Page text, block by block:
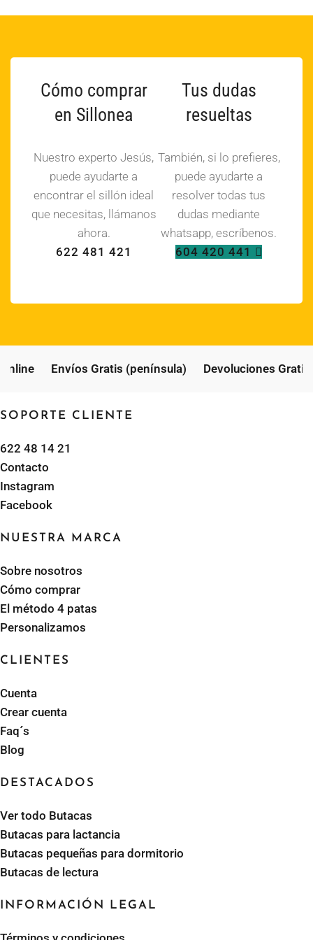
Cómo comprar
en Sillonea
Nuestro experto Jesús,
puede ayudarte a
encontrar el sillón ideal
que necesitas, llámanos
ahora.
622 481 421
Tus dudas
resueltas
También, si lo prefieres,
puede ayudarte a
resolver todas tus
dudas mediante
whatsapp, escríbenos.
604 420 441
Envíos Gratis (península) Devoluciones Gratis
SOPORTE CLIENTE
622 48 14 21
Contacto
Instagram
Facebook
NUESTRA MARCA
Sobre nosotros
Cómo comprar
El método 4 patas
Personalizamos
CLIENTES
Cuenta
Crear cuenta
Faq´s
Blog
DESTACADOS
Ver todo Butacas
Butacas para lactancia
Butacas pequeñas para dormitorio
Butacas de lectura
INFORMACIÓN LEGAL